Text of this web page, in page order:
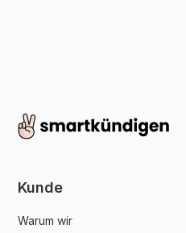
Kunde
Warum wir